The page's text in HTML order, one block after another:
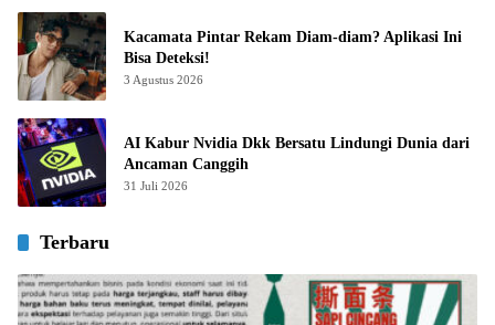
Kacamata Pintar Rekam Diam-diam? Aplikasi Ini
Bisa Deteksi!
3 Agustus 2026
AI Kabur Nvidia Dkk Bersatu Lindungi Dunia dari
Ancaman Canggih
31 Juli 2026
Terbaru